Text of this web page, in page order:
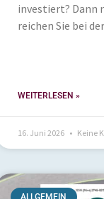
investiert? Dann
reichen Sie bei
WEITERLESEN »
16. Juni 2026 Keine
ALLGEMEIN